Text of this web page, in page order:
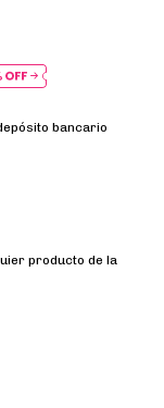
bancario
producto de la